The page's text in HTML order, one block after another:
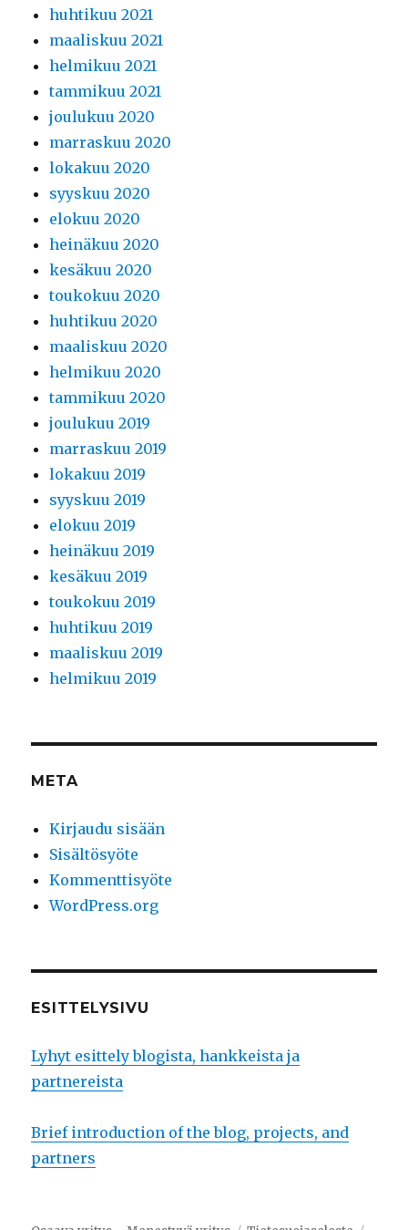
huhtikuu 2021
maaliskuu 2021
helmikuu 2021
tammikuu 2021
joulukuu 2020
marraskuu 2020
lokakuu 2020
syyskuu 2020
elokuu 2020
heinäkuu 2020
kesäkuu 2020
toukokuu 2020
huhtikuu 2020
maaliskuu 2020
helmikuu 2020
tammikuu 2020
joulukuu 2019
marraskuu 2019
lokakuu 2019
syyskuu 2019
elokuu 2019
heinäkuu 2019
kesäkuu 2019
toukokuu 2019
huhtikuu 2019
maaliskuu 2019
helmikuu 2019
META
Kirjaudu sisään
Sisältösyöte
Kommenttisyöte
WordPress.org
ESITTELYSIVU
Lyhyt esittely blogista, hankkeista ja
partnereista
Brief introduction of the blog, projects, and
partners